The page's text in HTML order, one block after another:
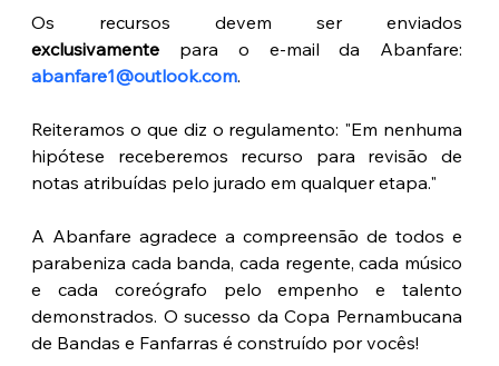
exclusivamente
abanfare1@outlook.com.
Reiteramos o que diz o regulamento: "Em nenhuma
hipótese receberemos recurso para revisão de
notas atribuídas pelo jurado em qualquer etapa."
A Abanfare agradece a compreensão de todos e
parabeniza cada banda, cada regente, cada músico
e cada coreógrafo pelo empenho e talento
demonstrados. O sucesso da Copa Pernambucana
de Bandas e Fanfarras é construído por vocês!